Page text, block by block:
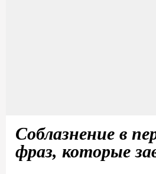
Соблазнение в
фраз, которые